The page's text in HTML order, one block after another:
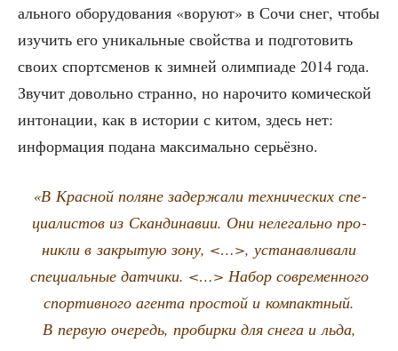
аль­но­го обо­ру­до­ва­ния «вору­ют» в Сочи снег, что­бы
изу­чить его уни­каль­ные свой­ства и под­го­то­вить
сво­их спортс­ме­нов к зим­ней олим­пиа­де 2014 года.
Зву­чит доволь­но стран­но, но наро­чи­то коми­че­ской
инто­на­ции, как в исто­рии с китом, здесь нет:
инфор­ма­ция пода­на мак­си­маль­но серьёзно.
«В Крас­ной поляне задер­жа­ли тех­ни­че­ских спе­
ци­а­ли­стов из Скан­ди­на­вии. Они неле­галь­но про­
ник­ли в закры­тую зону, <…>, уста­нав­ли­ва­ли
спе­ци­аль­ные дат­чи­ки. <…> Набор совре­мен­но­го
спор­тив­но­го аген­та про­стой и ком­пакт­ный.
В первую оче­редь, про­бир­ки для сне­га и льда,